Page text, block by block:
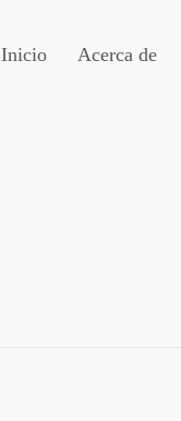
Inicio Acerca de